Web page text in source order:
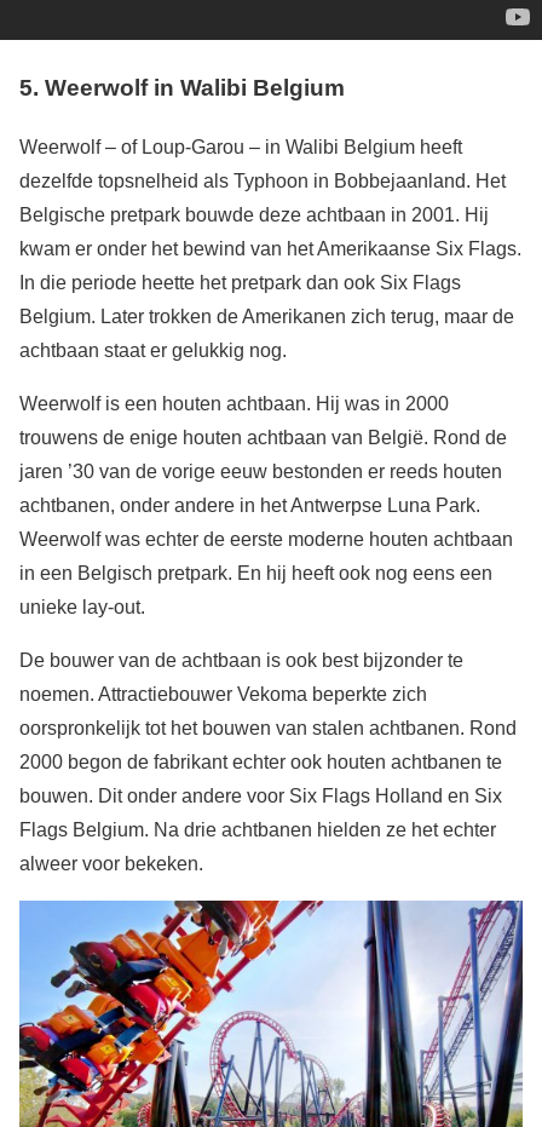
5. Weerwolf in Walibi Belgium
Weerwolf – of Loup-Garou – in Walibi Belgium heeft
dezelfde topsnelheid als Typhoon in Bobbejaanland. Het
Belgische pretpark bouwde deze achtbaan in 2001. Hij
kwam er onder het bewind van het Amerikaanse Six Flags.
In die periode heette het pretpark dan ook Six Flags
Belgium. Later trokken de Amerikanen zich terug, maar de
achtbaan staat er gelukkig nog.
Weerwolf is een houten achtbaan. Hij was in 2000
trouwens de enige houten achtbaan van België. Rond de
jaren ’30 van de vorige eeuw bestonden er reeds houten
achtbanen, onder andere in het Antwerpse Luna Park.
Weerwolf was echter de eerste moderne houten achtbaan
in een Belgisch pretpark. En hij heeft ook nog eens een
unieke lay-out.
De bouwer van de achtbaan is ook best bijzonder te
noemen. Attractiebouwer Vekoma beperkte zich
oorspronkelijk tot het bouwen van stalen achtbanen. Rond
2000 begon de fabrikant echter ook houten achtbanen te
bouwen. Dit onder andere voor Six Flags Holland en Six
Flags Belgium. Na drie achtbanen hielden ze het echter
alweer voor bekeken.